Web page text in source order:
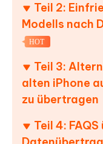
Teil 2:
Modells nach
HOT
Teil 3:
alten iPhone
zu übertragen
Teil 4: